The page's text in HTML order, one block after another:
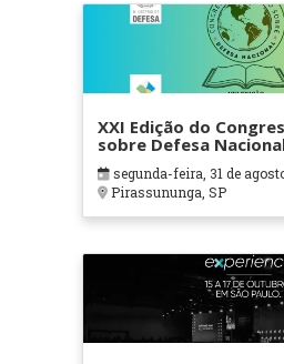
XXI Edição do
sobre Defesa
segunda-feira, 31 de
Pirassununga, SP